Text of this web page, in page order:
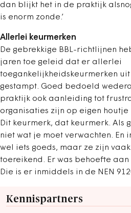
dan blijkt het in de praktijk
is enorm zonde.’
Allerlei keurmerken
De gebrekkige BBL-richtlijnen
jaren toe geleid dat er allerlei
toegankelijkheidskeurmerken
gestampt. Goed bedoeld
praktijk ook aanleiding tot
organisaties zijn op eigen houtje
Dit keurmerk, dat keurmerk. Als
niet wat je moet verwachten. En
wel iets goeds, maar ze zijn
toereikend. Er was behoefte
Die is er inmiddels in de NEN
Kennispartners